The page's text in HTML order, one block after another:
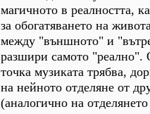
магичното в реалността,
за обогатяването на
между "външното" и
разшири самото "реално".
точка музиката трябва,
на нейното отделяне от
(аналогично на